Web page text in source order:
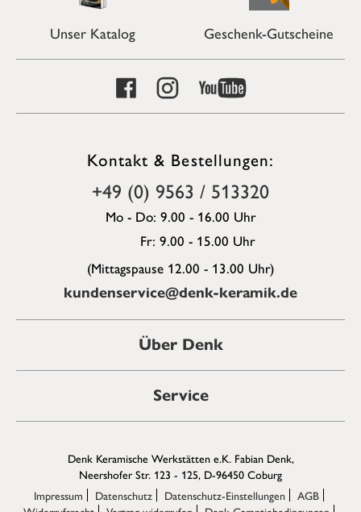
Unser Katalog Geschenk-Gutscheine
Kontakt & Bestellungen:
+49 (0) 9563 / 513320
Mo - Do: 9.00 - 16.00 Uhr
Fr: 9.00 - 15.00 Uhr
(Mittagspause 12.00 - 13.00 Uhr)
kundenservice@denk-keramik.de
Über Denk
Service
Denk Keramische Werkstätten e.K. Fabian Denk,
Neershofer Str. 123 - 125, D-96450 Coburg
Impressum
Datenschutz Datenschutz-Einstellungen
AGB